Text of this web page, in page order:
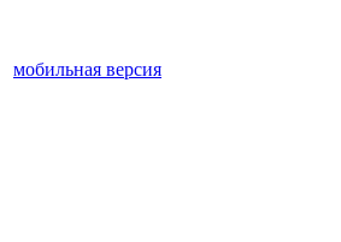
мобильная версия